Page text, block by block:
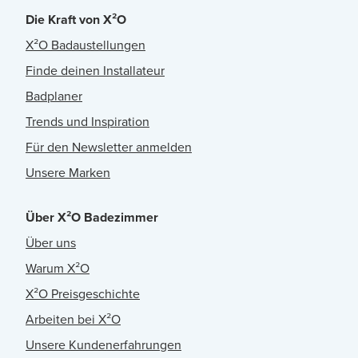
Die Kraft von X²O
X²O Badaustellungen
Finde deinen Installateur
Badplaner
Trends und Inspiration
Für den Newsletter anmelden
Unsere Marken
Über X²O Badezimmer
Über uns
Warum X²O
X²O Preisgeschichte
Arbeiten bei X²O
Unsere Kundenerfahrungen